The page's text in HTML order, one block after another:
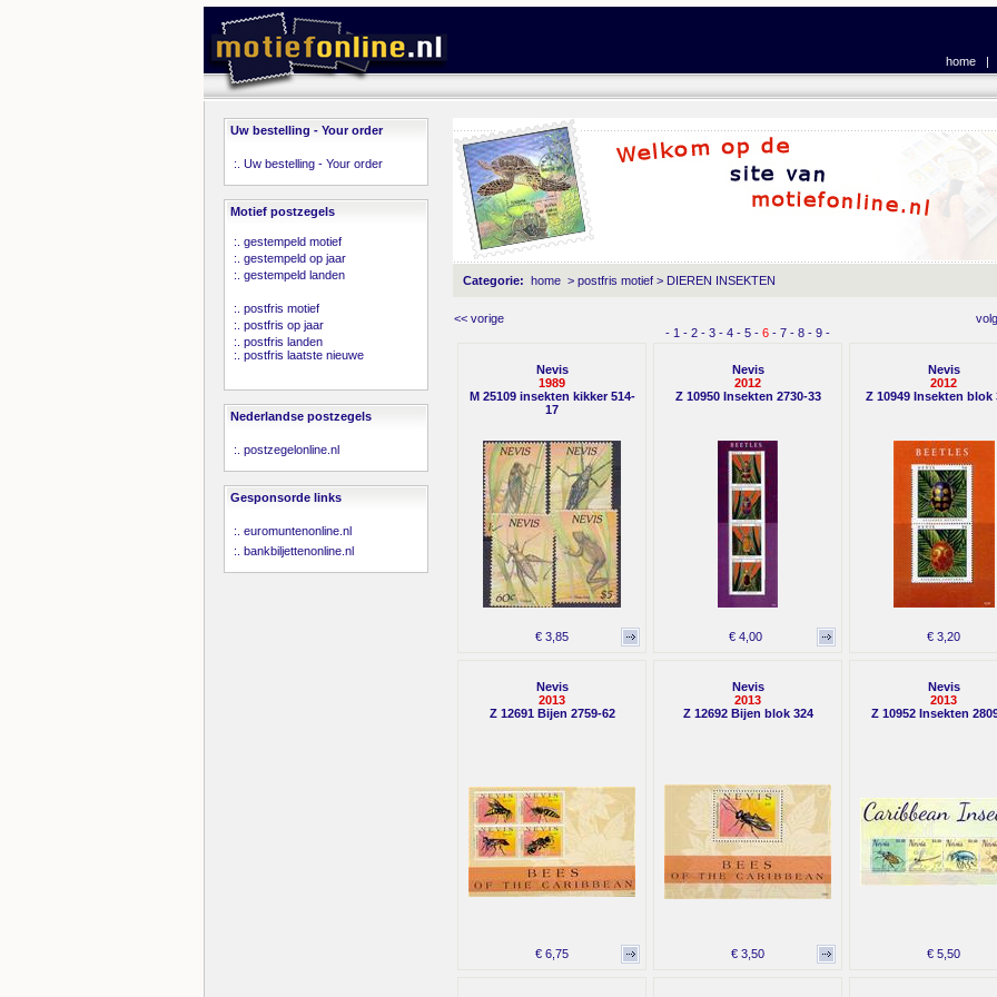
home
Uw bestelling - Your order
:. Uw bestelling - Your order
Motief postzegels
:. gestempeld motief
:. gestempeld op jaar
:. gestempeld landen
:. postfris motief
:. postfris op jaar
:. postfris landen
:. postfris laatste nieuwe
Nederlandse postzegels
:. postzegelonline.nl
Gesponsorde links
:. euromuntenonline.nl
:. bankbiljettenonline.nl
Categorie: home > postfris motief > DIEREN INSEKTEN
<< vorige
- 1 - 2 - 3 - 4 - 5 - 6 - 7 - 8 - 9 -
Nevis
1989
M 25109 insekten kikker 514-
17
€ 3,85
Nevis
2012
Z 10950 Insekten 2730-33
€ 4,00
Nevis
2012
Z 10949 Insekten blok
€ 3,20
Nevis
2013
Z 12691 Bijen 2759-62
€ 6,75
Nevis
2013
Z 12692 Bijen blok 324
€ 3,50
Nevis
2013
Z 10952 Insekten
€ 5,50